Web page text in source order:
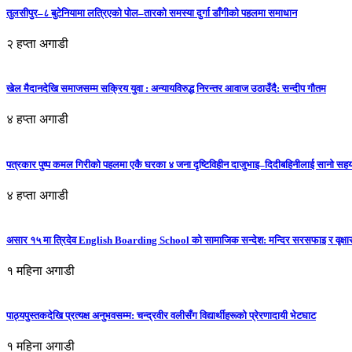
तुलसीपुर–८ बुटेनियामा लत्रिएको पोल–तारको समस्या दुर्गा डाँगीको पहलमा समाधान
२ हप्ता अगाडी
खेल मैदानदेखि समाजसम्म सक्रिय युवा : अन्यायविरुद्ध निरन्तर आवाज उठाउँदै: सन्दीप गौतम
४ हप्ता अगाडी
पत्रकार पुष्प कमल गिरीको पहलमा एकै घरका ४ जना दृष्टिविहीन दाजुभाइ–दिदीबहिनीलाई सानो
४ हप्ता अगाडी
असार १५ मा त्रिदेव English Boarding School को सामाजिक सन्देश: मन्दिर सरसफाइ र
१ महिना अगाडी
पाठ्यपुस्तकदेखि प्रत्यक्ष अनुभवसम्म: चन्द्रवीर वलीसँग विद्यार्थीहरूको प्रेरणादायी भेटघाट
१ महिना अगाडी